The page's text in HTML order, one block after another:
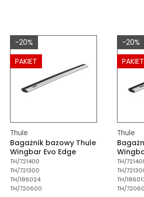
Do koszyka
Do
-20%
PAKIET
Thule
Bagażnik bazowy Thule
Wingbar Evo Edge
TH/721400
TH/721300
TH/186024
TH/720600
-20%
PAKIET
Thule
TH/
TH/
TH/
TH/